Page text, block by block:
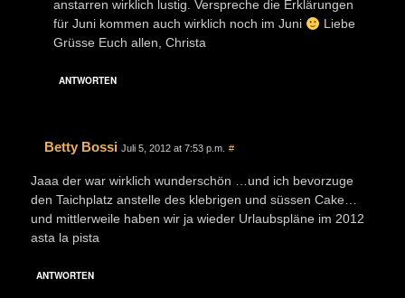
anstarren wirklich lustig. Verspreche die Erklärungen
für Juni kommen auch wirklich noch im Juni
Liebe
Grüsse Euch allen, Christa
ANTWORTEN
Betty Bossi Juli 5, 2012 at 7:53 p.m. #
Jaaa der war wirklich wunderschön …und ich bevorzuge
den Taichplatz anstelle des klebrigen und süssen Cake…
und mittlerweile haben wir ja wieder Urlaubspläne im 2012
asta la pista
ANTWORTEN